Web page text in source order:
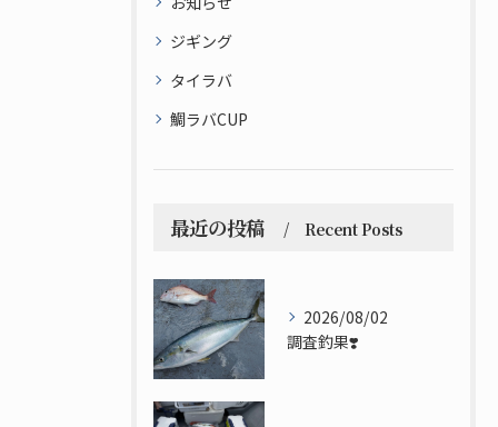
ジギング
タイラバ
鯛ラバCUP
最近の投稿 Recent Posts
2026/08/02
調査釣果❣️